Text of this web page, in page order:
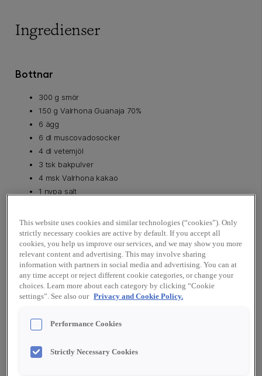
Ingredienser
Bottnar
300 g smör
150 g Valrhona Guanaja 70%
6 ägg
6 dl muscovadosocker
4 dl vetemjöl
3 tsk bakpulver
4 msk Valrhona kakao
1 nypa salt
0,5 dl ströbröd
Fyllning 1 – Dulceypannacotta
4,5 dl vispgrädde
2,5 gelatinblad
150 g Valrhona Dulcey
Fyllning 2 – Creme på Guanaja med nibs och
This website uses cookies and similar technologies (“cookies”). Only
strictly necessary cookies are active by default. If you accept all
cookies, you help us improve our services, and we may show you more
relevant content and advertising. This may involve sharing
information with partners in social media and advertising. You can at
any time accept or reject different cookie categories, or change your
choices. Learn more about each category by clicking “Cookie
settings”. See also our Privacy and Cookie Policy.
Performance Cookies
Strictly Necessary Cookies